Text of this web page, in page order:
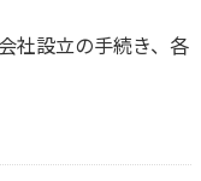
社設立の手続き、各